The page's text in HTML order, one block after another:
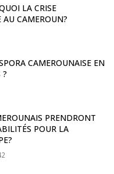
LA CRISE
AU CAMEROUN?
CAMEROUNAISE EN
?
PRENDRONT
POUR LA